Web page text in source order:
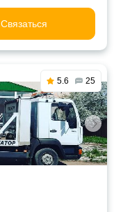
Связаться
5.6 25